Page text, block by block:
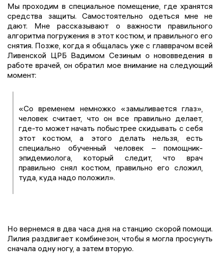
Мы проходим в специальное помещение, где хранятся
средства защиты. Самостоятельно одеться мне не
дают. Мне рассказывают о важности правильного
алгоритма погружения в этот костюм, и правильного его
снятия. Позже, когда я общалась уже с главврачом всей
Ливенской ЦРБ Вадимом Сезиным о нововведения в
работе врачей, он обратил мое внимание на следующий
момент:
«Со временем немножко «замыливается глаз»,
человек считает, что он все правильно делает,
где-то может начать побыстрее скидывать с себя
этот костюм, а этого делать нельзя, есть
специально обученный человек – помощник-
эпидемиолога, который следит, что врач
правильно снял костюм, правильно его сложил,
туда, куда надо положил».
Но вернемся в два часа дня на станцию скорой помощи.
Лилия раздвигает комбинезон, чтобы я могла просунуть
сначала одну ногу, а затем вторую.